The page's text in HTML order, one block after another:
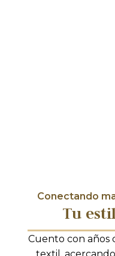
Conectando
Tu
Cuento con años